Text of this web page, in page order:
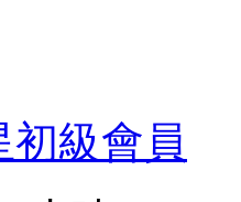
初級會員